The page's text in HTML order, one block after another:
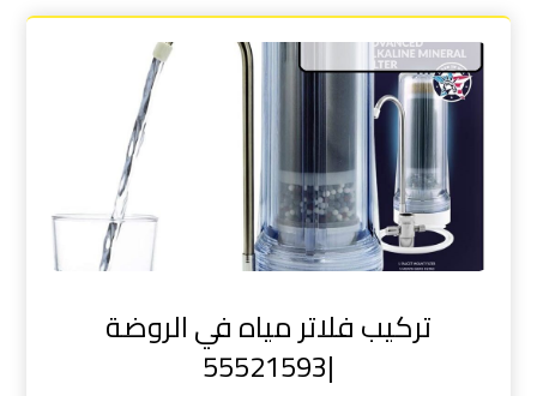
تركيب فلاتر مياه في الروضة
|55521593